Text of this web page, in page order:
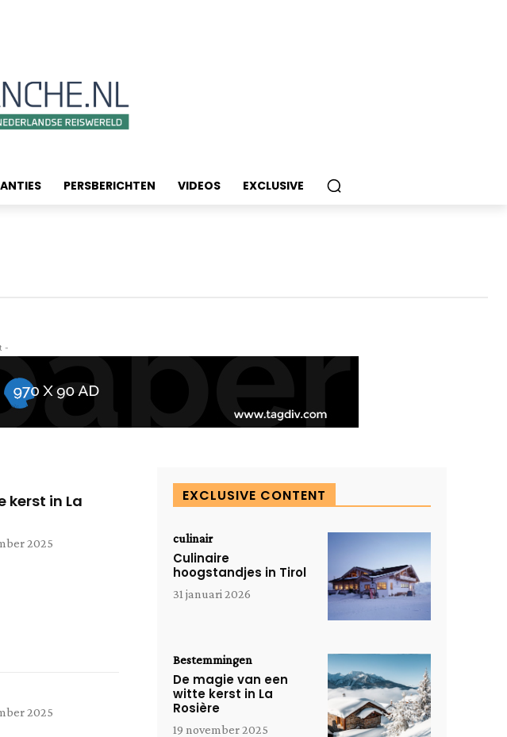
PERSBERICHTEN VIDEOS EXCLUSIVE
-
kerst in La
2025
2025
EXCLUSIVE CONTENT
culinair
Culinaire
hoogstandjes in Tirol
31 januari 2026
Bestemmingen
De magie van een
witte kerst in La
Rosière
19 november 2025